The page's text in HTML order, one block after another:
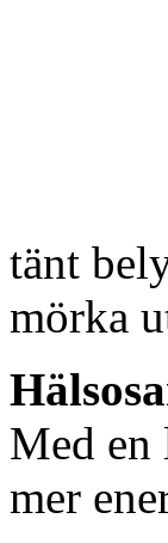
tänt
mörka
Med en
mer